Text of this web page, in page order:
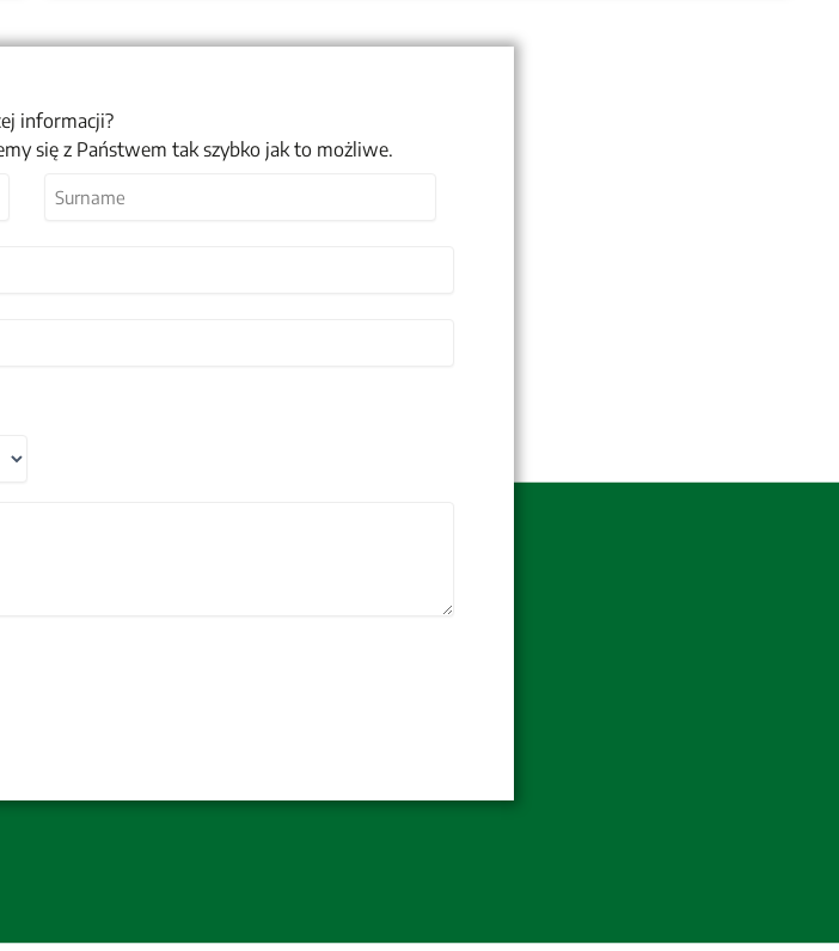
informacji?
się z Państwem tak szybko jak to możliwe.